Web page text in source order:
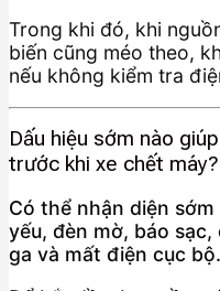
Trong khi đó, khi
biến cũng méo theo,
nếu không kiểm tra
Dấu hiệu sớm nào
trước khi xe chết máy?
Có thể nhận diện
yếu, đèn mờ, báo
ga và mất điện cục bộ.